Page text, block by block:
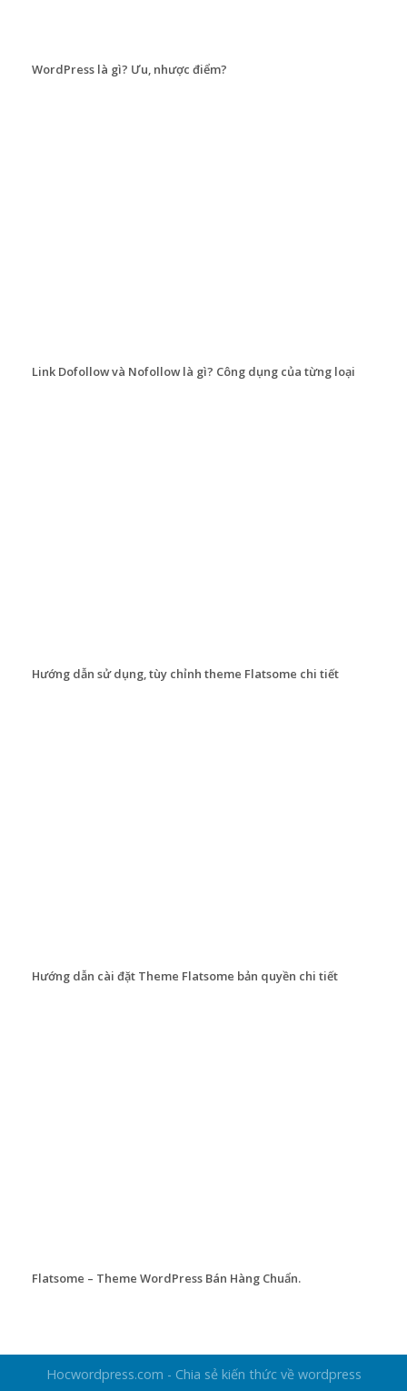
WordPress là gì? Ưu, nhược điểm?
Link Dofollow và Nofollow là gì? Công dụng của từng loại
Hướng dẫn sử dụng, tùy chỉnh theme Flatsome chi tiết
Hướng dẫn cài đặt Theme Flatsome bản quyền chi tiết
Flatsome – Theme WordPress Bán Hàng Chuẩn.
Hocwordpress.com - Chia sẻ kiến thức về wordpress